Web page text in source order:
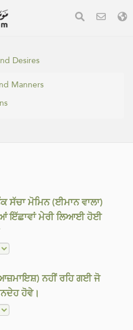
Desires
Manners
ਸੱਚਾ ਮੋਮਿਨ (ਈਮਾਨ ਵਾਲਾ)
ਇੱਛਾਵਾਂ ਮੇਰੀ ਲਿਆਈ ਹੋਈ
ਨਹੀਂ ਰਹਿ ਗਈ ਜੋ
ਹੋਵੇ।